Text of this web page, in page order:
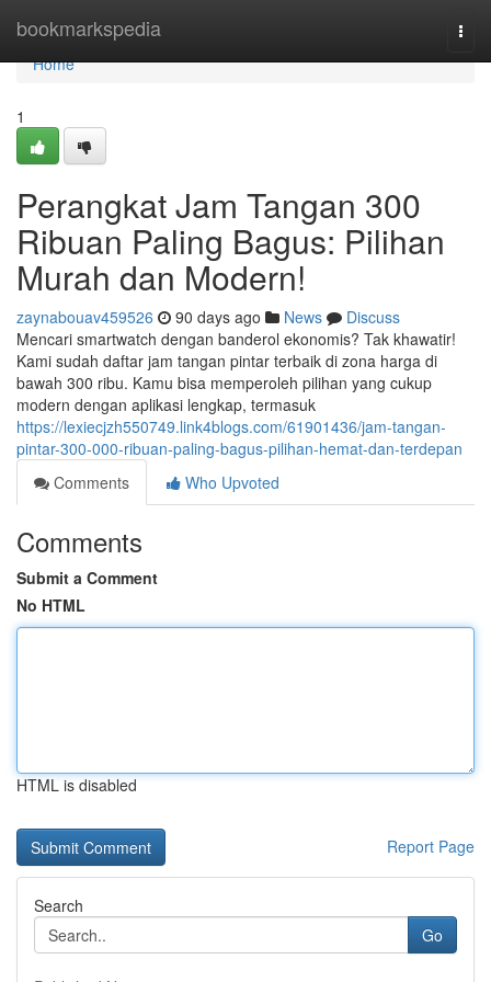
bookmarkspedia
Home
Home
1
Perangkat Jam Tangan 300
Ribuan Paling Bagus: Pilihan
Murah dan Modern!
zaynabouav459526 90 days ago News
Discuss
Mencari smartwatch dengan banderol ekonomis? Tak khawatir!
Kami sudah daftar jam tangan pintar terbaik di zona harga di
bawah 300 ribu. Kamu bisa memperoleh pilihan yang cukup
modern dengan aplikasi lengkap, termasuk
https://lexiecjzh550749.link4blogs.com/61901436/jam-tangan-
pintar-300-000-ribuan-paling-bagus-pilihan-hemat-dan-terdepan
Comments
Who Upvoted
Comments
Submit a Comment
No HTML
HTML is disabled
Report Page
Search
Go